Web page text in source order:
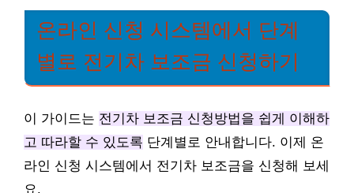
온라인 신청 시스템에서 단계
별로 전기차 보조금 신청하기
이 가이드는 전기차 보조금 신청방법을 쉽게 이해하
고 따라할 수 있도록 단계별로 안내합니다. 이제 온
라인 신청 시스템에서 전기차 보조금을 신청해 보세
요.